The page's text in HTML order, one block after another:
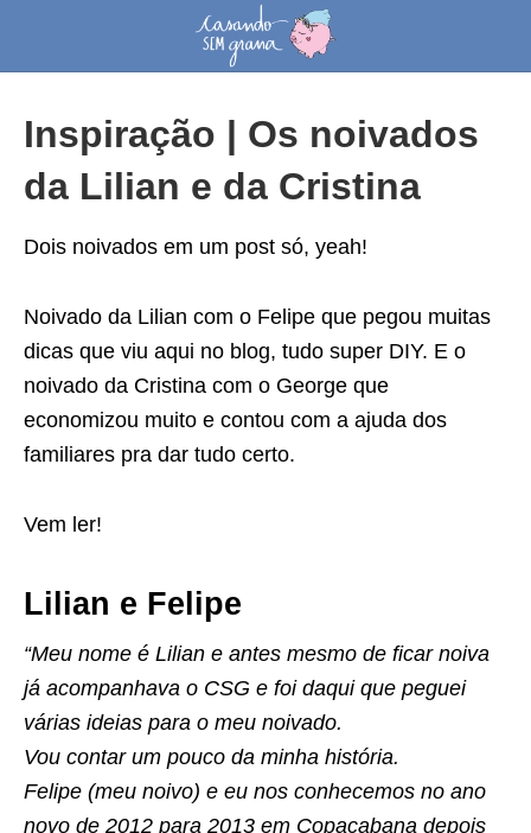
Inspiração | Os noivados
da Lilian e da Cristina
Dois noivados em um post só, yeah!
Noivado da Lilian com o Felipe que pegou muitas
dicas que viu aqui no blog, tudo super DIY. E o
noivado da Cristina com o George que
economizou muito e contou com a ajuda dos
familiares pra dar tudo certo.
Vem ler!
Lilian e Felipe
“Meu nome é Lilian e antes mesmo de ficar noiva
já acompanhava o CSG e foi daqui que peguei
várias ideias para o meu noivado.
Vou contar um pouco da minha história.
Felipe (meu noivo) e eu nos conhecemos no ano
novo de 2012 para 2013 em Copacabana depois